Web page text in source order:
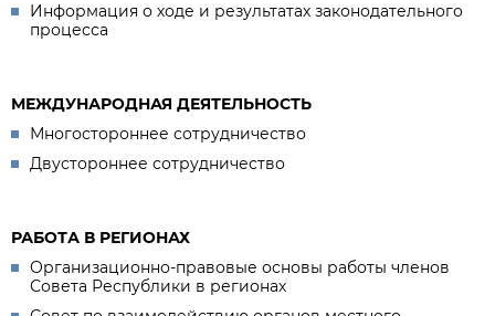
Информация о ходе и результатах законодательного
процесса
МЕЖДУНАРОДНАЯ ДЕЯТЕЛЬНОСТЬ
Многостороннее сотрудничество
Двустороннее сотрудничество
РАБОТА В РЕГИОНАХ
Организационно-правовые основы работы членов
Совета Республики в регионах